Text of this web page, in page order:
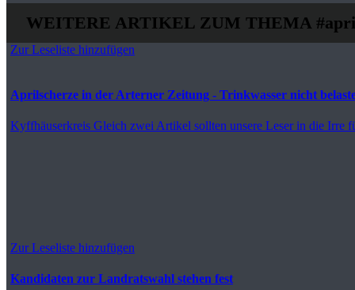
WEITERE ARTIKEL ZUM THEMA
Zur Leseliste hinzufügen
Aprilscherze in der Arterner Zeitung - Trinkwasser nicht
Kyffhäuserkreis Gleich zwei Artikel sollten unsere Leser in die Irre
Zur Leseliste hinzufügen
Kandidaten zur Landratswahl stehen fest